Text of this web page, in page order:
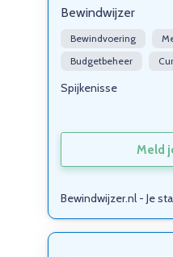
Bewindwijzer
Bewindvoering
Budgetbeheer
Spijkenisse
Meld
Bewindwijzer.nl - Je